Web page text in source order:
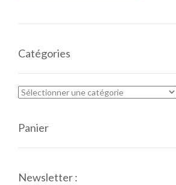
Catégories
Panier
Newsletter :